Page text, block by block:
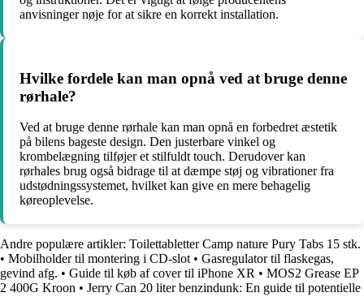
anvisninger nøje for at sikre en korrekt installation.
Hvilke fordele kan man opnå ved at bruge denne
rørhale?
Ved at bruge denne rørhale kan man opnå en forbedret æstetik
på bilens bageste design. Den justerbare vinkel og
krombelægning tilføjer et stilfuldt touch. Derudover kan
rørhales brug også bidrage til at dæmpe støj og vibrationer fra
udstødningssystemet, hvilket kan give en mere behagelig
køreoplevelse.
Andre populære artikler: Toilettabletter Camp nature Pury Tabs 15 stk.
• Mobilholder til montering i CD-slot• Gasregulator til flaskegas,
gevind afg. • Guide til køb af cover til iPhone XR • MOS2 Grease EP
2 400G Kroon • Jerry Can 20 liter benzindunk: En guide til potentielle